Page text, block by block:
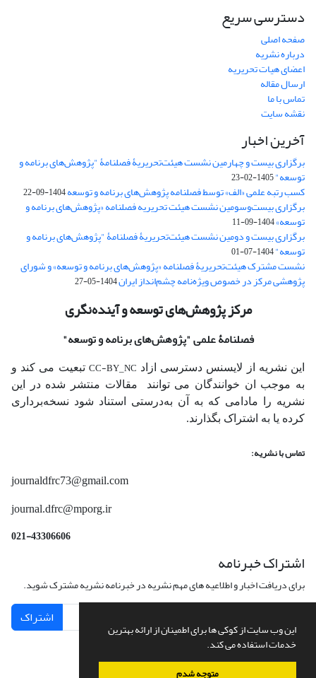
این وب سایت از کوکی ها برای اطمینان از ارائه بهترین
خدمات استفاده می کند.
متوجه شدم
دسترسی سریع
صفحه اصلی
درباره نشریه
اعضای هیات تحریریه
ارسال مقاله
تماس با ما
نقشه سایت
آخرین اخبار
برگزاری بیست و چهارمین نشست هیئت‌تحریریۀ فصلنامۀ "پژوهش‌های برنامه و
توسعه"1405-02-23
کسب رتبه علمی «الف» توسط فصلنامه پژوهش‌های برنامه و توسعه1404-09-22
برگزاری بیست‌وسومین نشست هیئت‌ تحریریه فصلنامه «پژوهش‌های برنامه و
توسعه»1404-09-11
برگزاری بیست و دومین نشست هیئت‌تحریریۀ فصلنامۀ "پژوهش‌های برنامه و
توسعه"1404-07-01
نشست مشترک هیئت‌تحریریۀ فصلنامه «پژوهش‌های برنامه و توسعه» و شورای
پژوهشی مرکز در خصوص ویژه‌نامه چشم‌انداز ایران1404-05-27
مرکز پژوهش‌های توسعه و آینده‌نگری
فصلنامۀ علمی"پژوهش‌های برنامه و توسعه"
این نشریه از لایسنس دسترسی ازاد CC-BY_NC تبعیت می کند و
به موجب ان خوانندگان می توانند مقالات منتشر شده در این
نشریه را مادامی که به آن‌ به‌درستی استناد شود نسخه‌برداری
کرده یا به اشتراک بگذارند.
تماس با نشریه:
journaldfrc73@gmail.com
journal.dfrc@mporg.ir
021-43306606
اشتراک خبرنامه
برای دریافت اخبار و اطلاعیه های مهم نشریه در خبرنامه نشریه مشترک شوید.
اشتراک